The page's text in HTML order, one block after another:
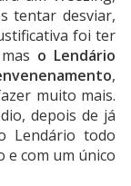
tentar desviar,
foi ter
o Lendário
,
muito mais.
depois de já
Lendário todo
com um único